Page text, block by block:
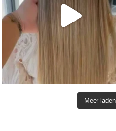
Meer laden